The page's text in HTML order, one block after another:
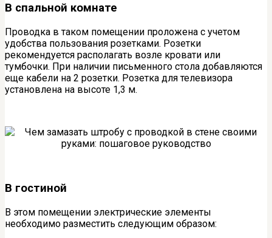
В спальной комнате
Проводка в таком помещении проложена с учетом
удобства пользования розетками. Розетки
рекомендуется располагать возле кровати или
тумбочки. При наличии письменного стола добавляются
еще кабели на 2 розетки. Розетка для телевизора
установлена ​​на высоте 1,3 м.
В гостиной
В этом помещении электрические элементы
необходимо разместить следующим образом: